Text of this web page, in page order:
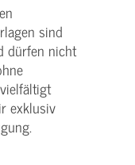
sind
dürfen nicht
exklusiv